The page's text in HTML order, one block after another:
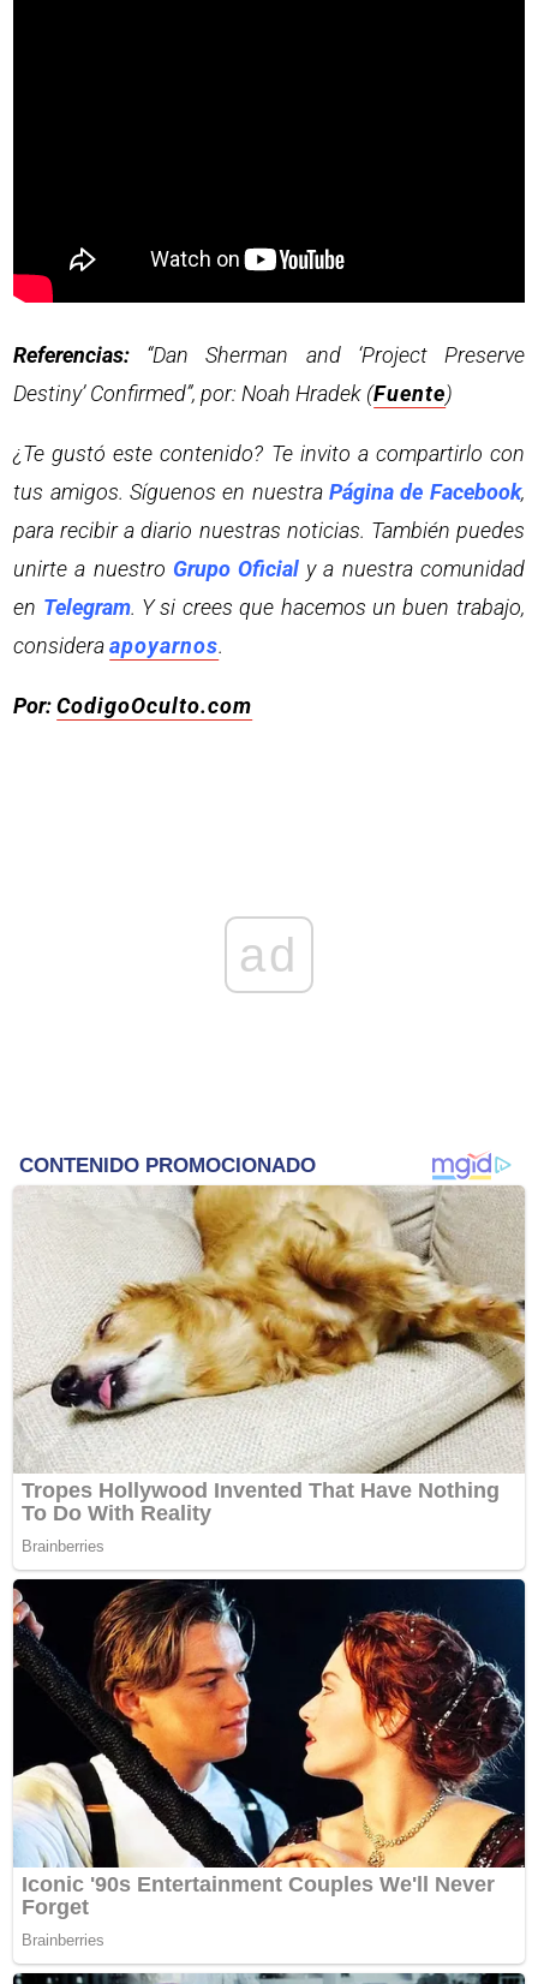
Referencias: “Dan Sherman and ‘Project Preserve
Destiny’ Confirmed”, por: Noah Hradek (Fuente)
¿Te gustó este contenido? Te invito a compartirlo con
tus amigos. Síguenos en nuestraPágina de Facebook,
para recibir a diario nuestras noticias. También puedes
unirte a nuestro Grupo Oficial y a nuestra comunidad
en Telegram. Y si crees que hacemos un buen trabajo,
consideraapoyarnos.
Por:CodigoOculto.com
ad